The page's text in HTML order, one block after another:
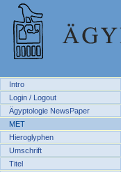
Intro
Login / Logout
Ägyptologie NewsPaper
MET
Hieroglyphen
Umschrift
Titel